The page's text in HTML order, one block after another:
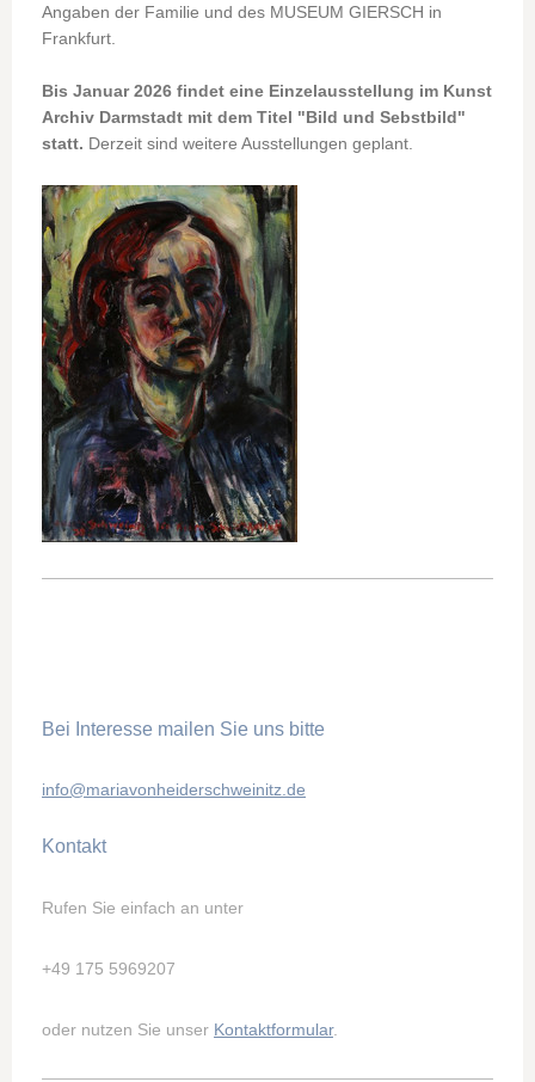
Angaben der Familie und des MUSEUM GIERSCH in
Frankfurt.
Bis Januar 2026 findet eine Einzelausstellung im Kunst
Archiv Darmstadt mit dem Titel "Bild und Sebstbild"
statt. Derzeit sind weitere Ausstellungen geplant.
Bei Interesse mailen Sie uns bitte
info@mariavonheiderschweinitz.de
Kontakt
Rufen Sie einfach an unter
+49 175 5969207
oder nutzen Sie unser Kontaktformular.